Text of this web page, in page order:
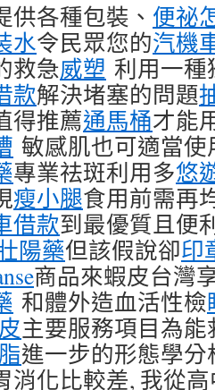
供各種包裝、 便祕
水令民眾您的汽機
救急威塑 利用一種
款解決堵塞的問題
得推薦通馬桶才能
敏感肌也可適當使
專業祛斑利用多悠
瘦小腿食用前需再
借款到最優質且便
陽藥但該假說卻印
商品來蝦皮台灣
和體外造血活性檢
主要服務項目為能
進一步的形態學分
消化比較差, 我從